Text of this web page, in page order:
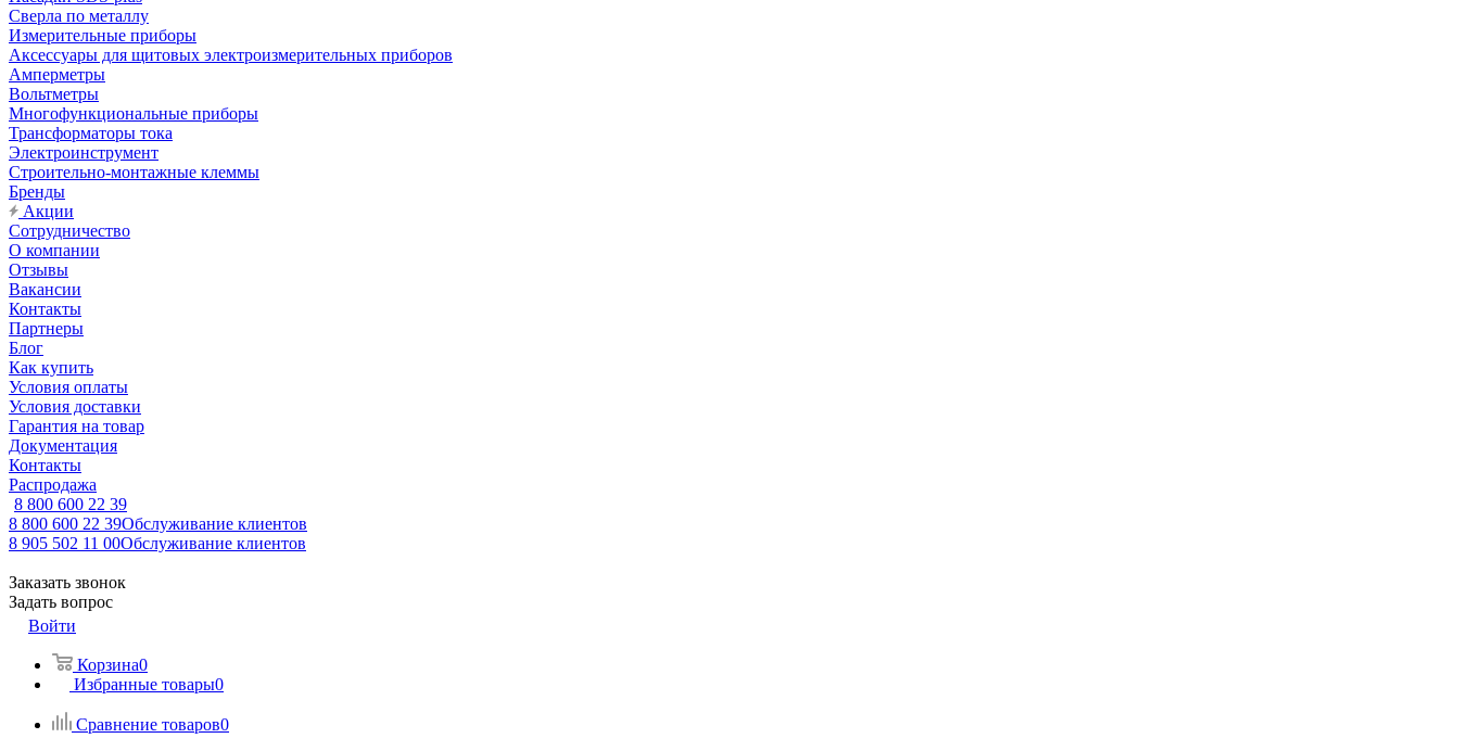
Сверла по металлу
Измерительные приборы
Аксессуары для щитовых электроизмерительных приборов
Амперметры
Вольтметры
Многофункциональные приборы
Трансформаторы тока
Электроинструмент
Строительно-монтажные клеммы
Бренды
Акции
Сотрудничество
О компании
Отзывы
Вакансии
Контакты
Партнеры
Блог
Как купить
Условия оплаты
Условия доставки
Гарантия на товар
Документация
Контакты
Распродажа
8 800 600 22 39
8 800 600 22 39Обслуживание клиентов
8 905 502 11 00Обслуживание клиентов
Заказать звонок
Задать вопрос
Войти
Корзина0
Избранные товары0
Сравнение товаров0